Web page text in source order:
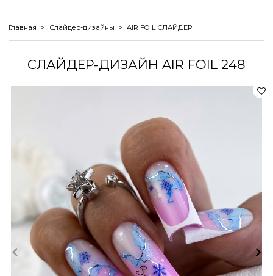
Главная Слайдер-дизайны AIR FOIL СЛАЙДЕР
СЛАЙДЕР-ДИЗАЙН AIR FOIL 248